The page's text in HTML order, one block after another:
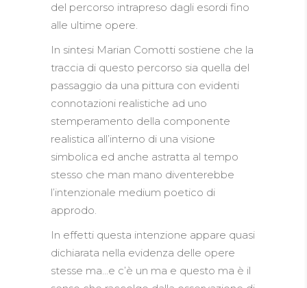
del percorso intrapreso dagli esordi fino
alle ultime opere.
In sintesi Marian Comotti sostiene che la
traccia di questo percorso sia quella del
passaggio da una pittura con evidenti
connotazioni realistiche ad uno
stemperamento della componente
realistica all’interno di una visione
simbolica ed anche astratta al tempo
stesso che man mano diventerebbe
l’intenzionale medium poetico di
approdo.
In effetti questa intenzione appare quasi
dichiarata nella evidenza delle opere
stesse ma…e c’è un ma e questo ma è il